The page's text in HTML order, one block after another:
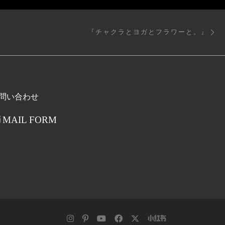
『チャクラとヨガとフラワーと。』
い合わせ
MAIL FORM